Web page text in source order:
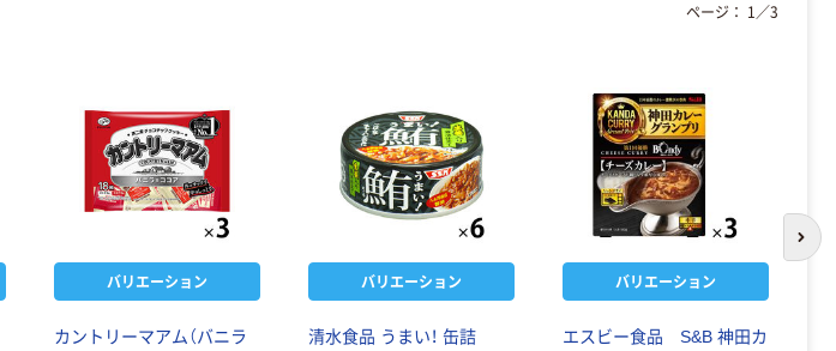
バリエーション
カントリーマアム（バニラ
バリエーション
清水食品 うまい！ 缶詰
バリエーション
エスビー食品 S&B 神田カ
ページ： 1 ／3
次